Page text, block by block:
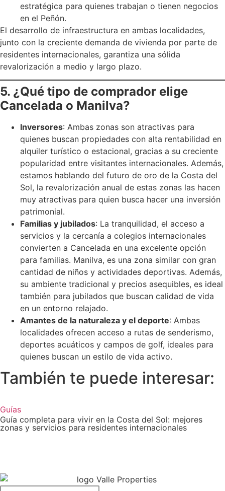
estratégica para quienes trabajan o tienen negocios
en el Peñón.
El desarrollo de infraestructura en ambas localidades,
junto con la creciente demanda de vivienda por parte de
residentes internacionales, garantiza una sólida
revalorización a medio y largo plazo.
5. ¿Qué tipo de comprador elige
Cancelada o Manilva?
Inversores: Ambas zonas son atractivas para
quienes buscan propiedades con alta rentabilidad en
alquiler turístico o estacional, gracias a su creciente
popularidad entre visitantes internacionales. Además,
estamos hablando del futuro de oro de la Costa del
Sol, la revalorización anual de estas zonas las hacen
muy atractivas para quien busca hacer una inversión
patrimonial.
Familias y jubilados: La tranquilidad, el acceso a
servicios y la cercanía a colegios internacionales
convierten a Cancelada en una excelente opción
para familias. Manilva, es una zona similar con gran
cantidad de niños y actividades deportivas. Además,
su ambiente tradicional y precios asequibles, es ideal
también para jubilados que buscan calidad de vida
en un entorno relajado.
Amantes de la naturaleza y el deporte: Ambas
localidades ofrecen acceso a rutas de senderismo,
deportes acuáticos y campos de golf, ideales para
quienes buscan un estilo de vida activo.
También te puede interesar:
Guías
Guía completa para vivir en la Costa del Sol: mejores
zonas y servicios para residentes internacionales